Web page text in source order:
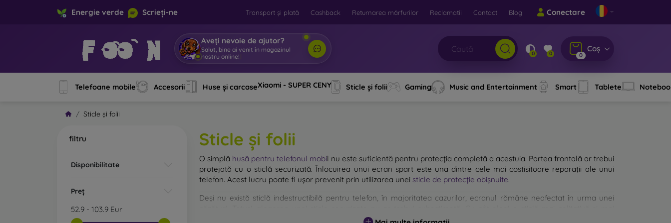
Energie verde Scrieți-ne Transport și plată Cashback Returnarea mărfurilor Reclamatii Contact Blog Conectare
Aveți nevoie de ajutor?
Salut, bine ai venit în magazinul
nostru online!
0 0 0
Coș
Telefoane mobile Accesorii Huse și carcaseXiaomi - SUPER CENY Sticle și folii Gaming Music and Entertainment Smart Tablete
Sticle și folii
filtru
Disponibilitate
Preț
52.9 - 103.9 Eur
Sticle și folii
O simplă husă pentru telefonul mobil nu este suficientă pentru protecția completă a acestuia. Partea frontală ar trebui
protejată cu o sticlă securizată. Înlocuirea unui ecran spart este una dintre cele mai costisitoare reparații ale unui
telefon. Acest lucru poate fi ușor prevenit prin utilizarea unei sticle de protecție obișnuite.
Deși nu există sticlă indestructibilă pentru telefon, în majoritatea cazurilor, ecranul rămâne neafectat în urma unei
rezistentă, cu atât protecția oferită este mai mare. Pe piață există mai multe tipuri de sticlă securizată pentru